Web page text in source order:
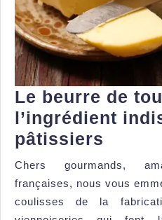
Le beurre de
l’ingrédient
pâtissiers
beurre
de
Chers gourmands,
françaises, nous vous
coulisses de la